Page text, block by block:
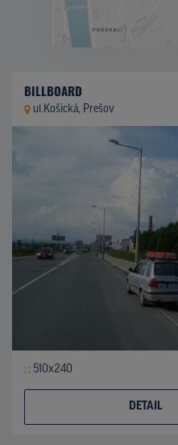
BILLBOARD
ul.Košická, Prešov
510x240
DETAIL